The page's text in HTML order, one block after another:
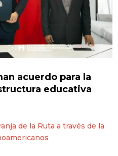
acuerdo para la
educativa